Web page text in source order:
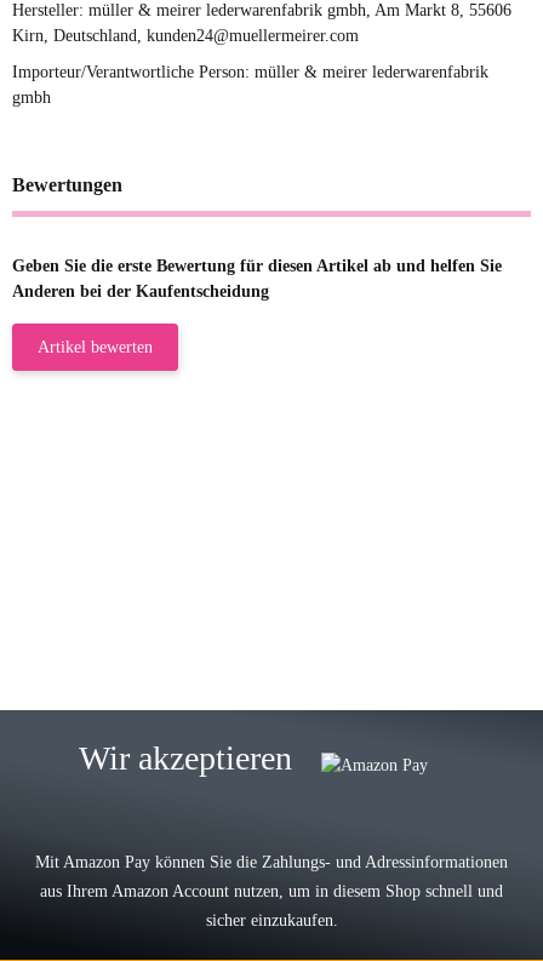
Hersteller: müller & meirer lederwarenfabrik gmbh, Am Markt 8, 55606
Kirn, Deutschland, kunden24@muellermeirer.com
Importeur/Verantwortliche Person: müller & meirer lederwarenfabrik
gmbh
Bewertungen
Geben Sie die erste Bewertung für diesen Artikel ab und helfen Sie
Anderen bei der Kaufentscheidung
Artikel bewerten
Lieferung, man kann bedenkenlos
Wir akzeptieren
Mit Amazon Pay können Sie die Zahlungs- und Adressinformationen
aus Ihrem Amazon Account nutzen, um in diesem Shop schnell und
sicher einzukaufen.